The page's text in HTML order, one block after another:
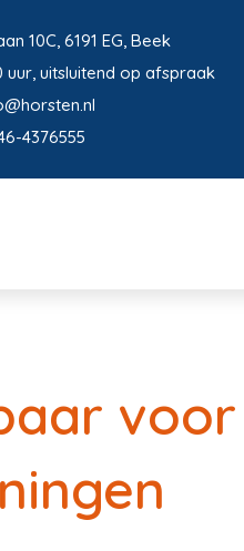
10C, 6191 EG, Beek
uur, uitsluitend op afspraak
4376555
voor